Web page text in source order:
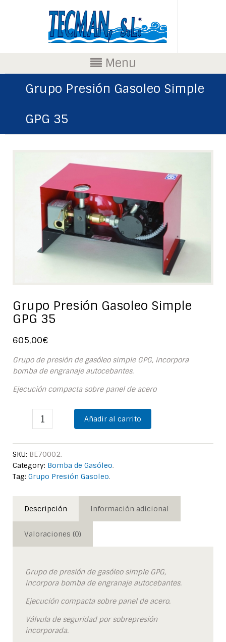
Menu
Grupo Presión Gasoleo Simple
GPG 35
Grupo Presión Gasoleo Simple
GPG 35
605,00€
Grupo de presión de gasóleo simple GPG, incorpora
bomba de engranaje autocebantes.
Ejecución compacta sobre panel de acero
Añadir al carrito
SKU: BE70002.
Category: Bomba de Gasóleo.
Tag: Grupo Presión Gasoleo.
Descripción Información adicional
Valoraciones (0)
Grupo de presión de gasóleo simple GPG,
incorpora bomba de engranaje autocebantes.
Ejecución compacta sobre panel de acero.
Válvula de seguridad por sobrepresión
incorporada.